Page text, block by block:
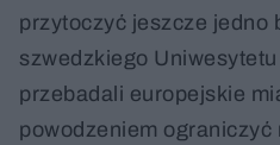
przytoczyć jeszcze jedno
szwedzkiego Uniwesytetu
przebadali europejskie
powodzeniem ograniczyć